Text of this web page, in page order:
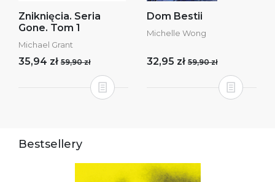
Zniknięcia. Seria
Gone. Tom 1
Michael Grant
35,94 zł 59,90 zł
Dom Bestii
Michelle Wong
32,95 zł 59,90 zł
Bestsellery